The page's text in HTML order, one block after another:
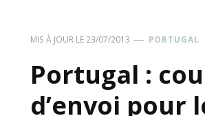
MIS À JOUR LE 23/07/2013 PORTUGAL
Portugal :
d’envoi pour